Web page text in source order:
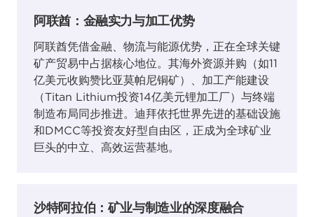
阿联酋：金融实力与加工优势
阿联酋凭借金融、物流与能源优势，正在全球关键
矿产贸易中占据核心地位。其海外资源并购（如11
亿美元收购赞比亚莫帕尼铜矿）、加工产能建设
（Titan Lithium投资14亿美元锂加工厂）与终端
制造布局同步推进。迪拜依托世界先进的基础设施
和DMCC等投资友好型自由区，正成为全球矿业
巨头的中立、高效运营基地。
沙特阿拉伯：矿业与制造业的深度融合